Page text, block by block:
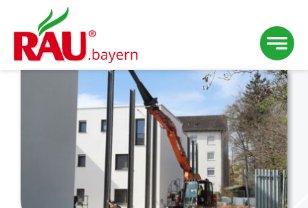
springen